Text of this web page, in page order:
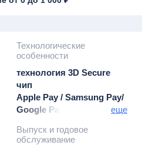
Технологические
особенности
технология 3D Secure
чип
Apple Pay / Samsung Pay/
Google Pay
(PayPass, payWave)
еще
Выпуск и годовое
обслуживание